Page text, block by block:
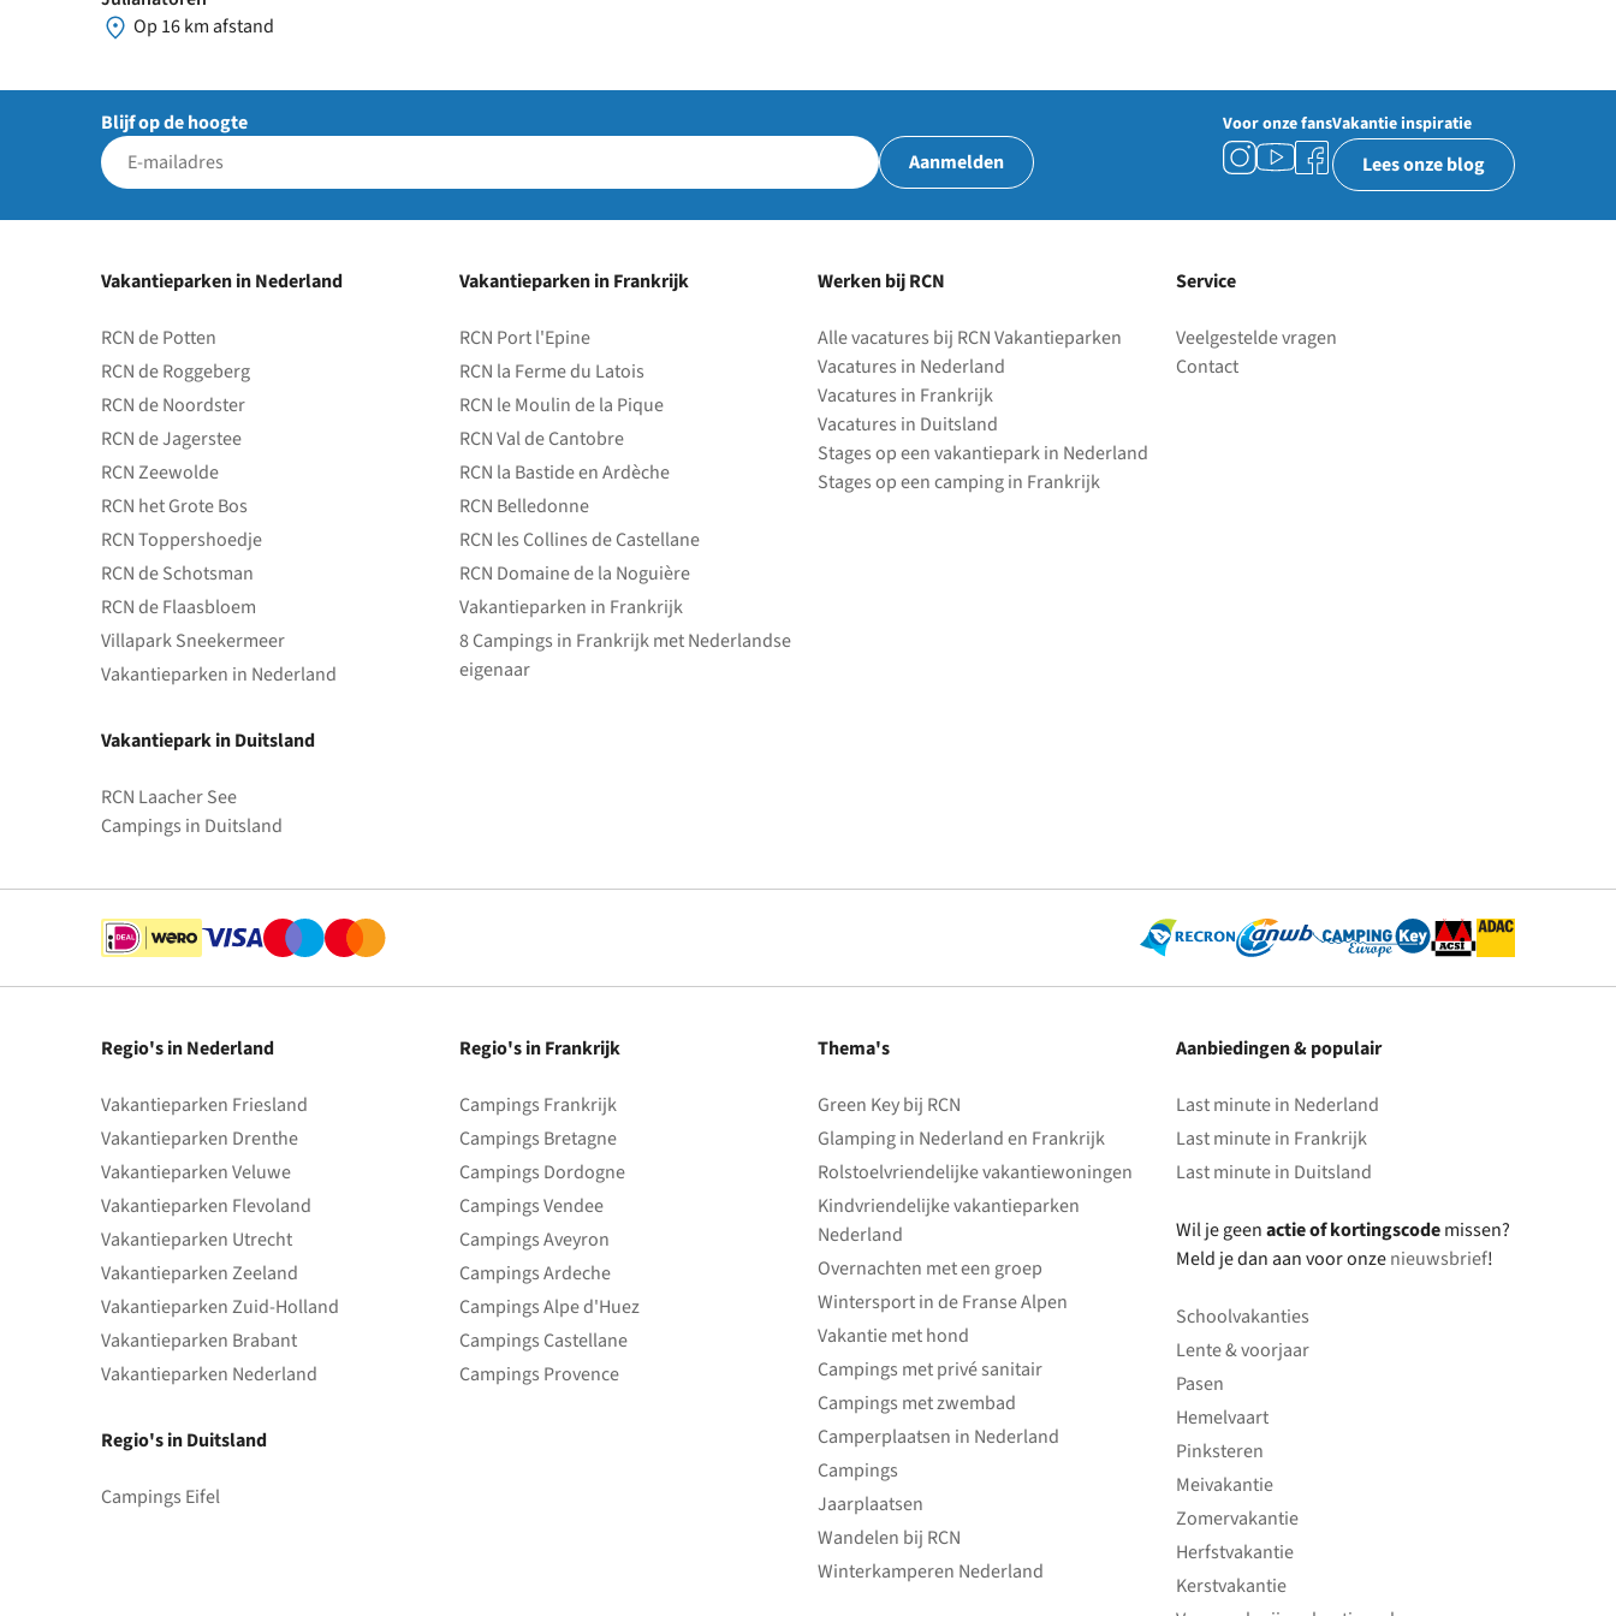
Op 16 km afstand
Blijf op de hoogte
Aanmelden
Voor onze fansVakantie inspiratie
Lees onze blog
Vakantieparken in Nederland
RCN de Potten
RCN de Roggeberg
RCN de Noordster
RCN de Jagerstee
RCN Zeewolde
RCN het Grote Bos
RCN Toppershoedje
RCN de Schotsman
RCN de Flaasbloem
Villapark Sneekermeer
Vakantieparken in Nederland
Vakantiepark in Duitsland
RCN Laacher See
Campings in Duitsland
Vakantieparken in Frankrijk
RCN Port l'Epine
RCN la Ferme du Latois
RCN le Moulin de la Pique
RCN Val de Cantobre
RCN la Bastide en Ardèche
RCN Belledonne
RCN les Collines de Castellane
RCN Domaine de la Noguière
Vakantieparken in Frankrijk
8 Campings in Frankrijk met Nederlandse
eigenaar
Werken bij RCN
Alle vacatures bij RCN Vakantieparken
Vacatures in Nederland
Vacatures in Frankrijk
Vacatures in Duitsland
Stages op een vakantiepark in Nederland
Stages op een camping in Frankrijk
Service
Veelgestelde vragen
Contact
Regio's in Nederland
Vakantieparken Friesland
Vakantieparken Drenthe
Vakantieparken Veluwe
Vakantieparken Flevoland
Vakantieparken Utrecht
Vakantieparken Zeeland
Vakantieparken Zuid-Holland
Vakantieparken Brabant
Vakantieparken Nederland
Regio's in Duitsland
Campings Eifel
Regio's in Frankrijk
Campings Frankrijk
Campings Bretagne
Campings Dordogne
Campings Vendee
Campings Aveyron
Campings Ardeche
Campings Alpe d'Huez
Campings Castellane
Campings Provence
Thema's
Green Key bij RCN
Glamping in Nederland en Frankrijk
Rolstoelvriendelijke vakantiewoningen
Kindvriendelijke vakantieparken
Nederland
Overnachten met een groep
Wintersport in de Franse Alpen
Vakantie met hond
Campings met privé sanitair
Campings met zwembad
Camperplaatsen in Nederland
Campings
Jaarplaatsen
Wandelen bij RCN
Winterkamperen Nederland
Aanbiedingen & populair
Last minute in Nederland
Last minute in Frankrijk
Last minute in Duitsland
Wil je geenactie of kortingscodemissen?
Meld je dan aan voor onzenieuwsbrief!
Schoolvakanties
Lente & voorjaar
Pasen
Hemelvaart
Pinksteren
Meivakantie
Zomervakantie
Herfstvakantie
Kerstvakantie